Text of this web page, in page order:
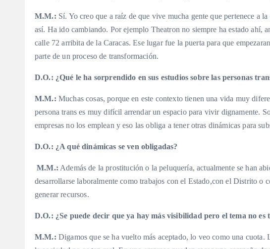
M.M.: Sí. Yo creo que a raíz de que vive mucha gente que pertenece a
así. Ha ido cambiando. Por ejemplo Theatron no siempre ha estado ahí,
calle 72 arribita de la Caracas. Ese lugar fue la puerta para que
parte de un proceso de transformación.
D.O.: ¿Qué le ha sorprendido en sus estudios sobre las personas
M.M.: Muchas cosas, porque en este contexto tienen una vida muy
persona trans es muy difícil arrendar un espacio para vivir dignamente.
empresas no los emplean y eso las obliga a tener otras dinámicas para
D.O.: ¿A qué dinámicas se ven obligadas?
M.M.: Además de la prostitución o la peluquería, actualmente se han
desarrollarse laboralmente como trabajos con el Estado,con el Distrito o
generar recursos.
D.O.: ¿Se puede decir que ya hay más visibilidad pero el tema no es
M.M.: Digamos que se ha vuelto más aceptado, lo veo como una cuota.